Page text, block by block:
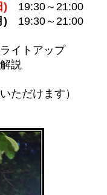
) 19:30～21:00
) 19:30～21:00
イトアップ
説
けます）